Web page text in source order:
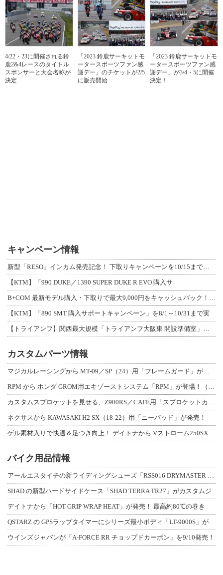
4/22・23に開催される鈴
鹿2&4レースのタイトル
スポンサーと大会名称が
決定
「2023 鈴鹿サーキットモ
ータースポーツファン感
謝デー」のチケットが2/5
に販売開始
「2023 鈴鹿サーキットモ
ータースポーツファン感
謝デー」が3/4・5に開催
決定！
キャンペーン情報
【KTM】「990 DUKE／1390 SUPER DUKE R EVO 購入サ
【KTM】「890 SMT 購入サポートキャンペーン」を8/1～10/31まで実
カスタムパーツ情報
ネクサスから KAWASAKI H2 SX（18-22）用「ニーパッド」が発売！
バイク用品情報
SHAD の新型ハードサイドケース「SHAD TERRA TR27」がカスタムジ
デイトナから「HOT GRIP WRAP HEAT」が発売！ 最高約80℃の巻き
QSTARZ の GPSラップタイマーにシリーズ最小ボディ「LT-9000S」が
ウインズジャパンが「A-FORCE RR チョップドカーボン」を9/10発売！